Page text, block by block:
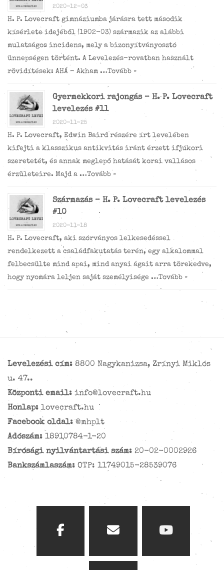
2020-12-03
H. P. Lovecraft gimnáziumba járásra tett második
kísérlete idejéből (1902-03) származik az alábbi
mulatságos incidens, mely a bizonyítványosztó
ünnepségen történt. A Levelezés-rovatban használt
rövidítések: AHÁ – Akham …Tovább »
Gyermekkori rajongás – H. P. Lovecraft
levelezés #11
2020-11-25
H. P. Lovecraft, Edwin Baird részére írt levelében
kifejti a klasszikus antikvitás iránt érzett ifjúkori
szeretetét, és annak meglepő hatását korai vallásos
érzületeire. Majd a …Tovább »
Származás – H. P. Lovecraft levelezés
#10
2020-11-18
H. P. Lovecraft, aki szórványos lelkesedéssel
rendelkezett a családfakutatás terén, egy alkalommal
felbecsülte mind apai, mind anyai ágait arra törekedve,
hogy nyomára leljen saját személyisége …Tovább »
Levelezési cím: 8800 Nagykanizsa, Zrínyi Miklós
u. 47..
Központi email: info@lovecraft.hu
Honlap: lovecraft.hu
Facebook oldal: @mhplt
Adószám: 18910784-1-20
Bírósági nyilvántartási szám: 20-02-0002926
Bankszámlaszám: OTP: 11749015-28539076